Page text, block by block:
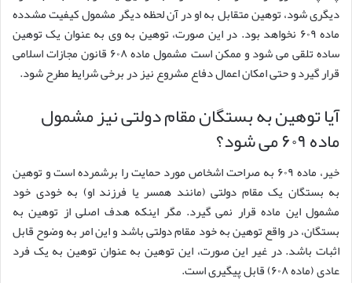
دیگری شود، توهین متقابل به او در آن لحظه دیگر مشمول کیفیت مشدده
ماده ۶۰۹ نخواهد بود. در این صورت، توهین به وی به عنوان یک توهین
ساده تلقی می شود و ممکن است مشمول ماده ۶۰۸ قانون مجازات اسلامی
قرار گیرد و حتی امکان اعمال دفاع مشروع نیز در برخی شرایط مطرح شود.
آیا توهین به بستگان مقام دولتی نیز مشمول
ماده ۶۰۹ می شود؟
خیر، ماده ۶۰۹ به صراحت اشخاص مورد حمایت را برشمرده است و توهین
به بستگان یک مقام دولتی (مانند همسر یا فرزند او) به خودی خود
مشمول این ماده قرار نمی گیرد. مگر اینکه هدف اصلی از توهین به
بستگان، در واقع توهین به خود مقام دولتی باشد و این امر به وضوح قابل
اثبات باشد. در غیر این صورت، این توهین به عنوان توهین به یک فرد
عادی (ماده ۶۰۸) قابل پیگیری است.